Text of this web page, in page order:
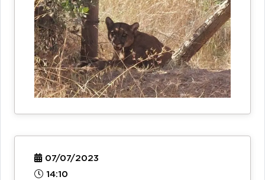
07/07/2023
14:10